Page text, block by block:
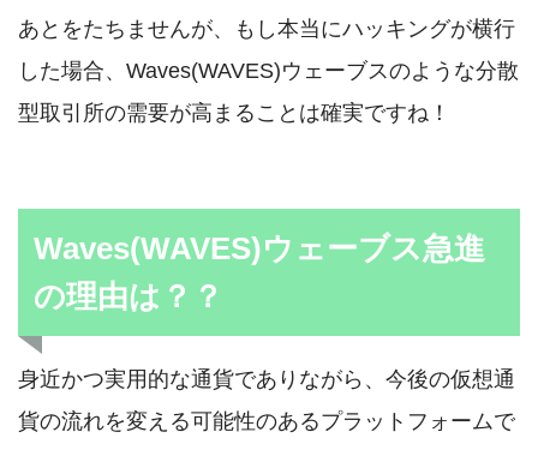
あとをたちませんが、もし本当にハッキングが横行
した場合、Waves(WAVES)ウェーブスのような分散
型取引所の需要が高まることは確実ですね！
Waves(WAVES)ウェーブス急進
の理由は？？
身近かつ実用的な通貨でありながら、今後の仮想通
貨の流れを変える可能性のあるプラットフォームで